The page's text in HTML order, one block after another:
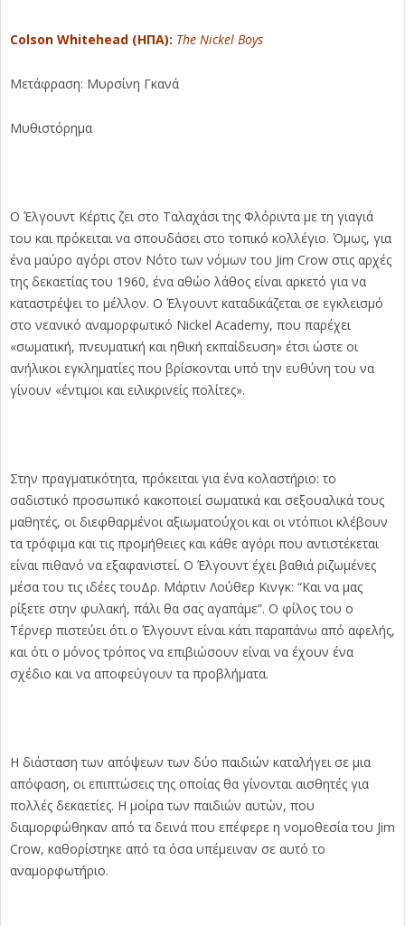
Colson Whitehead (ΗΠΑ): The Nickel Boys
Μετάφραση: Μυρσίνη Γκανά
Μυθιστόρημα
O Έλγουντ Κέρτις ζει στο Ταλαχάσι της Φλόριντα με τη γιαγιά
του και πρόκειται να σπουδάσει στο τοπικό κολλέγιο. Όμως, για
ένα μαύρο αγόρι στον Νότο των νόμων του Jim Crow στις αρχές
της δεκαετίας του 1960, ένα αθώο λάθος είναι αρκετό για να
καταστρέψει το μέλλον. Ο Έλγουντ καταδικάζεται σε εγκλεισμό
στο νεανικό αναμορφωτικό Nickel Academy, που παρέχει
«σωματική, πνευματική και ηθική εκπαίδευση» έτσι ώστε οι
ανήλικοι εγκληματίες που βρίσκονται υπό την ευθύνη του να
γίνουν «έντιμοι και ειλικρινείς πολίτες».
Στην πραγματικότητα, πρόκειται για ένα κολαστήριο: το
σαδιστικό προσωπικό κακοποιεί σωματικά και σεξουαλικά τους
μαθητές, οι διεφθαρμένοι αξιωματούχοι και οι ντόπιοι κλέβουν
τα τρόφιμα και τις προμήθειες και κάθε αγόρι που αντιστέκεται
είναι πιθανό να εξαφανιστεί. Ο Έλγουντ έχει βαθιά ριζωμένες
μέσα του τις ιδέες τουΔρ. Μάρτιν Λούθερ Κινγκ: “Και να μας
ρίξετε στην φυλακή, πάλι θα σας αγαπάμε”. Ο φίλος του ο
Τέρνερ πιστεύει ότι ο Έλγουντ είναι κάτι παραπάνω από αφελής,
και ότι ο μόνος τρόπος να επιβιώσουν είναι να έχουν ένα
σχέδιο και να αποφεύγουν τα προβλήματα.
Η διάσταση των απόψεων των δύο παιδιών καταλήγει σε μια
απόφαση, οι επιπτώσεις της οποίας θα γίνονται αισθητές για
πολλές δεκαετίες. Η μοίρα των παιδιών αυτών, που
διαμορφώθηκαν από τα δεινά που επέφερε η νομοθεσία του Jim
Crow, καθορίστηκε από τα όσα υπέμειναν σε αυτό το
αναμορφωτήριο.